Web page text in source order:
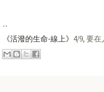
--
《活潑的生命-線上》 4/9, 要